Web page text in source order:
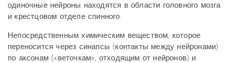
одиночные нейроны находятся в области головного мозга
и крестцовом отделе спинного.
Непосредственным химическим веществом, которое
переносится через синапсы (контакты между нейронами)
по аксонам («веточкам», отходящим от нейронов) и